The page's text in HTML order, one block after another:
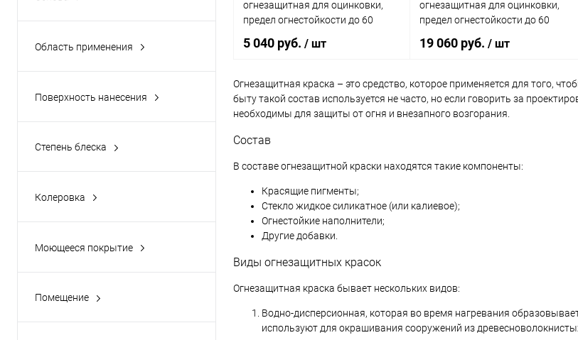
Область применения
Для дерева(1)
Для металла(3)
Кабель(2)
крепежей и оцинкованных
Поверхность нанесения
Степень блеска
Колеровка
Моющееся покрытие
Помещение
огнезащитная для оцинковки,
предел огнестойкости до 60
минут, белая (6кг)
5 040 руб. / шт
В корзину
Купить в 1 клик
В избранное В наличии
огнезащитная для оцинковки,
предел огнестойкости до 60
минут, белая (25кг)
19 060 руб. / шт
В корзину
В избранное В наличии
Огнезащитная краска – это средство, которое применяется для того,
быту такой состав используется не часто, но если говорить за
необходимы для защиты от огня и внезапного возгорания.
Состав
В составе огнезащитной краски находятся такие компоненты:
Красящие пигменты;
Стекло жидкое силикатное (или калиевое);
Огнестойкие наполнители;
Другие добавки.
Виды огнезащитных красок
Огнезащитная краска бывает нескольких видов:
Водно-дисперсионная, которая во время нагревания
используют для окрашивания сооружений из